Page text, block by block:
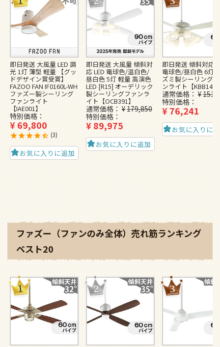
即日発送 大風量 LED 調
光 1灯 薄型 軽量 【グッ
ドデザイン賞受賞】
FAZOO FAN IF0160L-WH
ファズー製シーリング
ファンライト
【IAE001】
特別価格
¥69,800
3
お気に入りに追加
即日発送 大風量 傾斜対
応 LED 電球色/温白色/
昼白色 5灯 軽量 高演色
LED [R15] オーデリック
製シーリングファンラ
イト【OCB391】
通常価格 ¥179,850
特別価格
¥89,975
お気に入りに追加
即日発送 傾斜対応
電球色/昼白色 6灯
ズミ製シーリング
ンライト【KBB148
通常価格 ¥
特別価格
¥76,241
お気に入りに
ファズー（ファンのみ全体）売れ筋ランキング
ベスト20